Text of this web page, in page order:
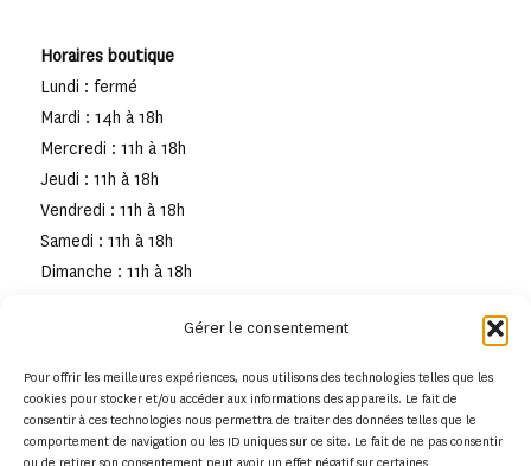
Gérer le consentement
Pour offrir les meilleures expériences, nous utilisons des technologies telles que les
cookies pour stocker et/ou accéder aux informations des appareils. Le fait de
consentir à ces technologies nous permettra de traiter des données telles que le
comportement de navigation ou les ID uniques sur ce site. Le fait de ne pas consentir
Horaires boutique
Lundi : fermé
Mardi : 14h à 18h
Mercredi : 11h à 18h
Jeudi : 11h à 18h
Vendredi : 11h à 18h
Samedi : 11h à 18h
Dimanche : 11h à 18h